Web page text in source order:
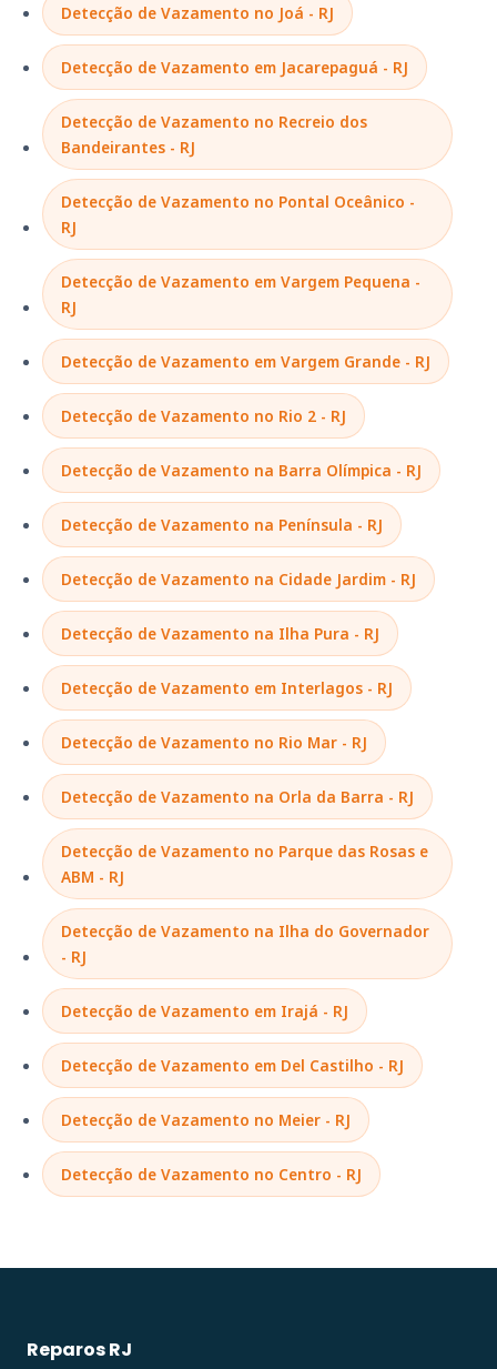
Detecção de Vazamento no Joá - RJ
Detecção de Vazamento em Jacarepaguá - RJ
Detecção de Vazamento no Recreio dos
Bandeirantes - RJ
Detecção de Vazamento no Pontal Oceânico -
RJ
Detecção de Vazamento em Vargem Pequena -
RJ
Detecção de Vazamento em Vargem Grande - RJ
Detecção de Vazamento no Rio 2 - RJ
Detecção de Vazamento na Barra Olímpica - RJ
Detecção de Vazamento na Península - RJ
Detecção de Vazamento na Cidade Jardim - RJ
Detecção de Vazamento na Ilha Pura - RJ
Detecção de Vazamento em Interlagos - RJ
Detecção de Vazamento no Rio Mar - RJ
Detecção de Vazamento na Orla da Barra - RJ
Detecção de Vazamento no Parque das Rosas e
ABM - RJ
Detecção de Vazamento na Ilha do Governador
- RJ
Detecção de Vazamento em Irajá - RJ
Detecção de Vazamento em Del Castilho - RJ
Detecção de Vazamento no Meier - RJ
Detecção de Vazamento no Centro - RJ
Reparos RJ